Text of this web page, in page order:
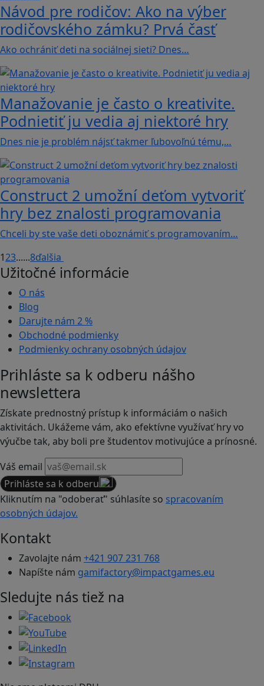
Návod pre rodičov: Ako na výber
rodičovského zámku? Prvá časť
Ako ochrániť deti na sociálnej sieti? Dnes…
Manažovanie je často o kreativite.
Podnietiť ju vedia aj niektoré hry
Dnes nie je problém nájsť takmer ľubovoľnú tému,…
Construct 2 umožní deťom vytvoriť
hry bez znalosti programovania
Chceli by ste vaše deti oboznámiť s programovaním…
123......8ďalšia
Užitočné informácie
O nás
Blog
Darujte nám 2 %
Obchodné podmienky
Podmienky ochrany osobných údajov
Prihláste sa k odberu nášho
newslettera
Získate prednostný prístup k informáciám o našich
aktivitách. Ukážeme vám, ako efektívne využívať hry vo
výučbe tak, aby boli pre študentov motivujúce a prínosné.
Váš email
Prihláste sa k odberu
Kliknutím na "odoberať" súhlasíte so spracovaním
osobných údajov.
Kontakt
Zavolajte nám +421 907 231 768
Napíšte nám gamifactory@impactgames.eu
Sledujte nás tiež na